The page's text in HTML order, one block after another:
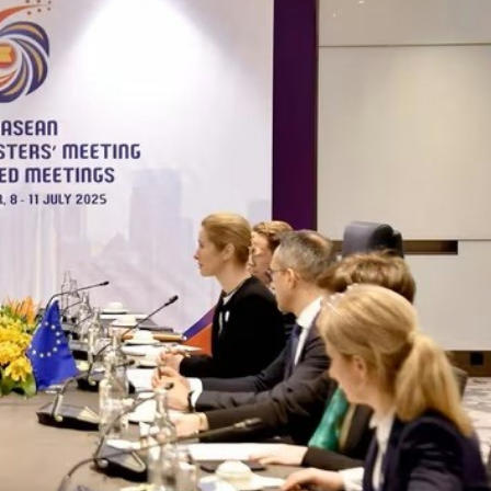
Bắc Biên - Giữ một
làng ven sông Hồng
Nội
TS. Trần Kim Hào